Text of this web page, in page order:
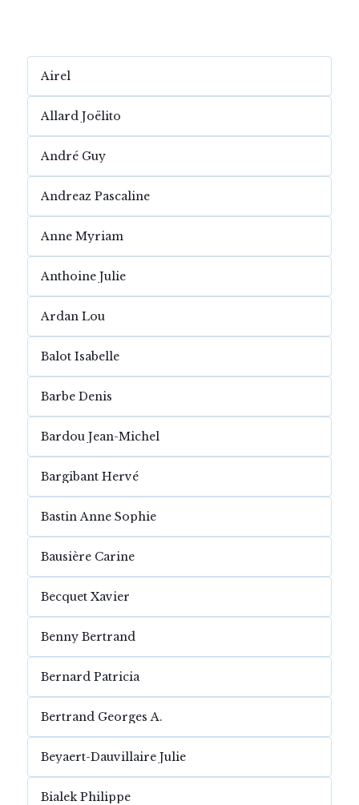
Airel
Allard Joëlito
André Guy
Andreaz Pascaline
Anne Myriam
Anthoine Julie
Ardan Lou
Balot Isabelle
Barbe Denis
Bardou Jean-Michel
Bargibant Hervé
Bastin Anne Sophie
Bausière Carine
Becquet Xavier
Benny Bertrand
Bernard Patricia
Bertrand Georges A.
Beyaert-Dauvillaire Julie
Bialek Philippe